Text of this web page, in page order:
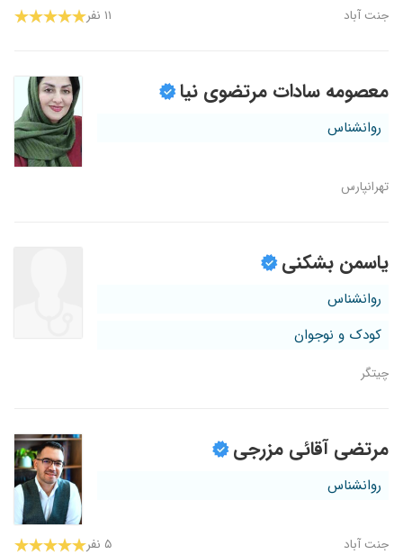
جنت آباد ۱۱ نفر
معصومه سادات مرتضوی نیا
روانشناس
تهرانپارس
یاسمن بشکنی
روانشناس
کودک و نوجوان
چیتگر
مرتضی آقائی مزرجی
روانشناس
جنت آباد ۵ نفر